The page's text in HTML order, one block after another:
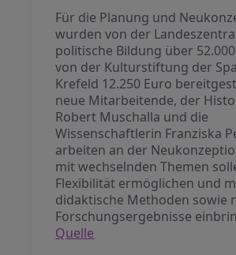
Für die Planung und
wurden von der
politische Bildung über
von der Kulturstiftung der
Krefeld 12.250 Euro
neue Mitarbeitende, der
Robert Muschalla und die
Wissenschaftlerin Franziska
arbeiten an der
mit wechselnden Themen
Flexibilität ermöglichen und
didaktische Methoden sowie
Forschungsergebnisse
Quelle